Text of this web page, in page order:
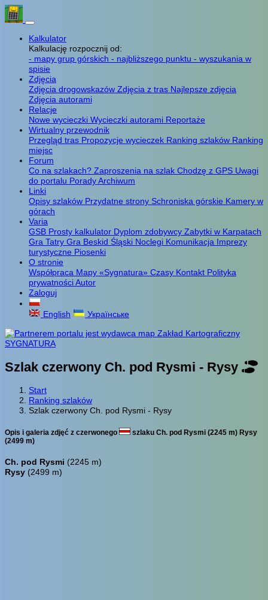
Kalkulator
Kalkulację rozpocznij od:
- mapy grup górskich - najbliższego punktu - wyszukania w
spisie
Zdjęcia
Zdjęcia drogowskazów Zdjęcia z tras Najlepsze zdjęcia
Zdjęcia autorami
Relacje
Nowe wycieczki Wycieczki autorami Reportaże
Wirtualny przewodnik
Przegląd tras Propozycje wycieczek Ranking szlaków Ranking
miejsc
Forum
Co na szlakach? Zaproszenia na szlak Chodzę z GPS Uwagi
do portalu PoradyArchiwum
Linki
Opisy szlaków Przydatne strony Schroniska górskie Kamery w
górach
Varia
GSB Prosty kalkulator Dyplom zdobywcy Zabytki w Karpatach
Gra Tatry Gra Beskid Śląski Noclegi Komunikacja Imprezy
turystyczne Piosenki
O stronie
Współpraca Mapy «Sygnatura» Czasy Kontakt Polityka
prywatnościAutor
Zaloguj
English Українське
Szlak czerwony Ch. pod Rysmi - Rysy
Start
Ranking szlaków
Szlak czerwony Ch. pod Rysmi - Rysy
Opis i galeria zdjęć z czerwonego
szlaku Ch. pod Rysmi (2245 m) Rysy
(2499 m)
Ch. pod Rysmi (2245 m)
Rysy (2499 m)